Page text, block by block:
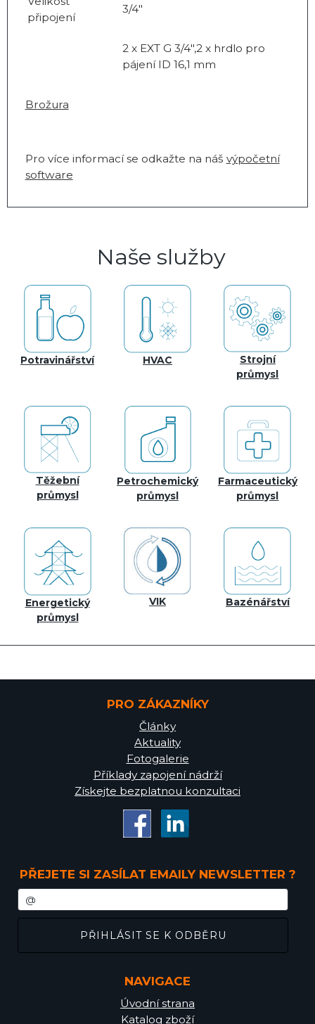
připojení
3/4"
2 x EXT G 3/4",2 x hrdlo pro
pájení ID 16,1 mm
Brožura
Pro více informací se odkažte na náš výpočetní
software
Naše služby
Potravinářství HVAC
Strojní
průmysl
Těžební
průmysl
Petrochemický
průmysl
Farmaceutický
průmysl
Energetický
průmysl
VIK Bazénářství
PRO ZÁKAZNÍKY
Články
Aktuality
Fotogalerie
Příklady zapojení nádrží
Získejte bezplatnou konzultaci
PŘEJETE SI ZASÍLAT EMAILY NEWSLETTER ?
NAVIGACE
Úvodní strana
Katalog zboží